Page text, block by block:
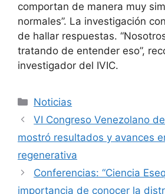
comportan de manera muy
normales”. La investigación
de hallar respuestas.
tratando de entender eso”,
investigador del IVIC.
Noticias
VI Congreso Venezolano
mostró resultados y avances
regenerativa
Conferencias: “Ciencia
importancia de conocer la